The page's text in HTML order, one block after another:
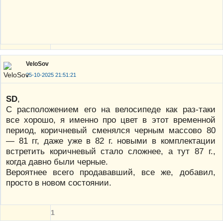
VeloSov
25-10-2025 21:51:21
SD,
С расположением его на велосипеде как раз-таки
все хорошо, я именно про цвет в этот временной
период, коричневый сменялся черным массово 80
— 81 гг, даже уже в 82 г. новыми в комплектации
встретить коричневый стало сложнее, а тут 87 г.,
когда давно были черные.
Вероятнее всего продававший, все же, добавил,
просто в новом состоянии.
1